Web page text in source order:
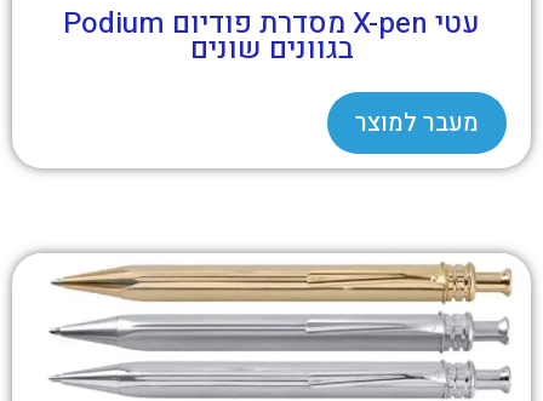
עטי X-pen מסדרת פודיום Podium
בגוונים שונים
מעבר למוצר